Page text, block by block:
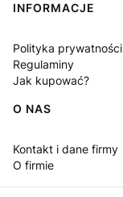
INFORMACJE
Polityka prywatności
Regulaminy
Jak kupować?
O NAS
Kontakt i dane firmy
O firmie